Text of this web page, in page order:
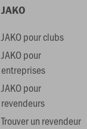
JAKO
JAKO pour clubs
JAKO pour
entreprises
JAKO pour
revendeurs
Trouver un revendeur